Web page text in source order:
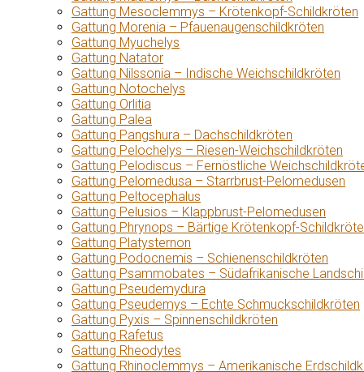
Gattung Mesoclemmys – Krötenkopf-Schildkröten
Gattung Morenia – Pfauenaugenschildkröten
Gattung Myuchelys
Gattung Natator
Gattung Nilssonia – Indische Weichschildkröten
Gattung Notochelys
Gattung Orlitia
Gattung Palea
Gattung Pangshura – Dachschildkröten
Gattung Pelochelys – Riesen-Weichschildkröten
Gattung Pelodiscus – Fernöstliche
Gattung Pelomedusa – Starrbrust-Pelomedusen
Gattung Peltocephalus
Gattung Pelusios – Klappbrust-Pelomedusen
Gattung Phrynops – Bärtige Krötenkopf-
Gattung Platysternon
Gattung Podocnemis – Schienenschildkröten
Gattung Psammobates – Südafrikanische
Gattung Pseudemydura
Gattung Pseudemys – Echte Schmuckschildkröten
Gattung Pyxis – Spinnenschildkröten
Gattung Rafetus
Gattung Rheodytes
Gattung Rhinoclemmys – Amerikanische